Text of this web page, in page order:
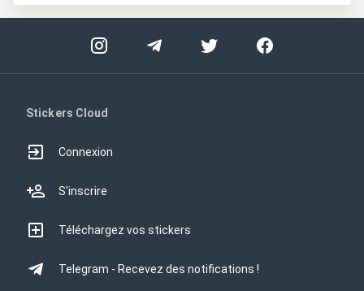
Stickers Cloud
Connexion
S'inscrire
Téléchargez vos stickers
Telegram - Recevez des notifications !